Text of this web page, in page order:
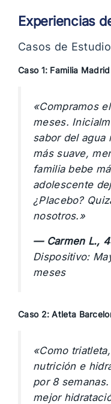
Experiencias
Casos de
Caso 1: Familia
«Compramos
meses.
sabor del agua
más suave,
familia bebe
adolescente
¿Placebo?
nosotros.»
— Carmen L.,
Dispositivo:
meses
Caso 2: Atleta
«Como
nutrición e
por 8
mejor